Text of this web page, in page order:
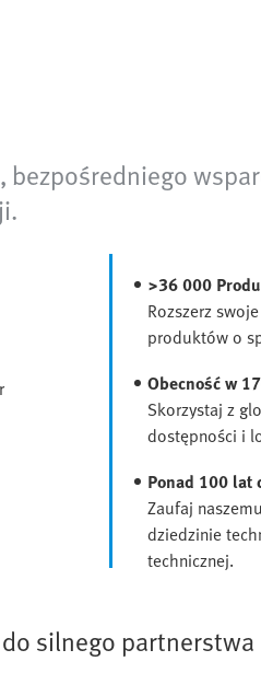
>36 000
Rozszerz
produktów o
Obecność w
Skorzystaj z
dostępności i
Ponad 100 lat
Zaufaj
dziedzinie
technicznej.
silnego partnerstwa